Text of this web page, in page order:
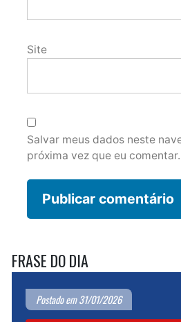
Site
Salvar meus dados neste
próxima vez que eu comentar.
FRASE DO DIA
Postado em 31/01/2026